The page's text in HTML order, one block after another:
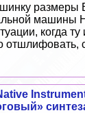
размеры
машины
когда
отшлифовать,